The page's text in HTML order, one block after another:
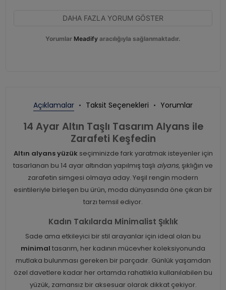
DAHA FAZLA YORUM GÖSTER
Yorumlar Meadify aracılığıyla sağlanmaktadır.
Açıklamalar Taksit Seçenekleri Yorumlar
14 Ayar Altın Taşlı Tasarım Alyans ile
Zarafeti Keşfedin
Altın alyans yüzükseçiminizde fark yaratmak isteyenler için
tasarlanan bu 14 ayar altından yapılmış taşlı alyans, şıklığın ve
zarafetin simgesi olmaya aday. Yeşil rengin modern
esintileriyle birleşen bu ürün, moda dünyasında öne çıkan bir
tarzı temsil ediyor.
Kadın Takılarda Minimalist Şıklık
Sade ama etkileyici bir stil arayanlar için ideal olan bu
minimal tasarım, her kadının mücevher koleksiyonunda
mutlaka bulunması gereken bir parçadır. Günlük yaşamdan
özel davetlere kadar her ortamda rahatlıkla kullanılabilen bu
yüzük, zamansız bir aksesuar olarak dikkat çekiyor.